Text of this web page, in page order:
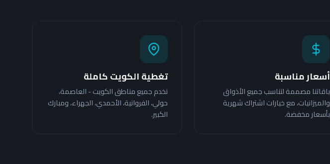
أسعار مناسبة
باقاتنا مصممة لتناسب جميع الأذواق
والميزانيات، مع خيارات اشتراك شهرية
بأسعار مخفضة.
تغطية الكويت كاملة
نخدم جميع مناطق الكويت - العاصمة،
حولي، الفروانية، الأحمدي، الجهراء، ومبارك
الكبير.